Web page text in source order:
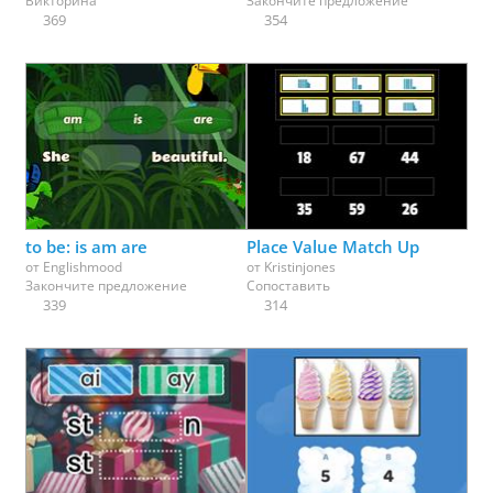
369 354
to be: is am are
от Englishmood
Закончите предложение
339
Place Value Match Up
от Kristinjones
Сопоставить
314